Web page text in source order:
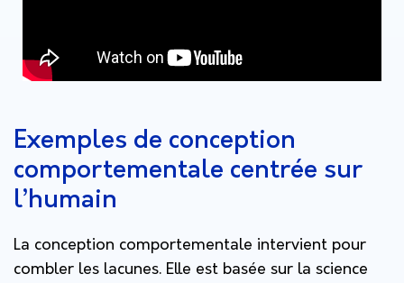
Exemples de conception
comportementale centrée sur
l’humain
La conception comportementale intervient pour
combler les lacunes. Elle est basée sur la science